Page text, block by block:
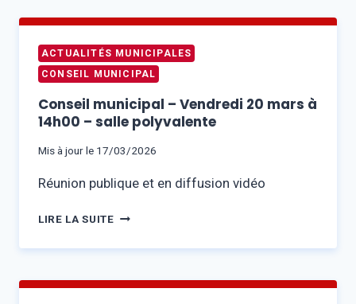
MIXTE
PATRIMOINE
ET
ACTUALITÉS MUNICIPALES
CONSEIL MUNICIPAL
Conseil municipal – Vendredi 20 mars à
14h00 – salle polyvalente
Mis à jour le 17/03/2026
Réunion publique et en diffusion vidéo
LIRE LA SUITECONSEIL
–
20